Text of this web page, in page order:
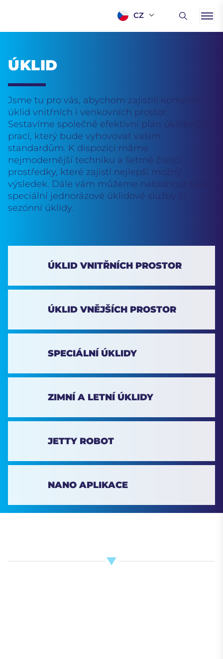
CZ
ÚKLID
Jsme tu pro vás, abychom zajistili kompletní
úklid vnitřních i venkovních prostor.
Sestavíme společně efektivní plán úklidových
prací, který bude vyhovovat vašim
standardům. K dispozici máme
nejmodernější techniku a šetrné čisticí
prostředky, které zajistí nejlepší možný
výsledek. Dále vám můžeme nabídnout také
speciální jednorázové úklidové služby či
sezónní úklidy.
ÚKLID VNITŘNÍCH PROSTOR
ÚKLID VNĚJŠÍCH PROSTOR
SPECIÁLNÍ ÚKLIDY
ZIMNÍ A LETNÍ ÚKLIDY
JETTY ROBOT
NANO APLIKACE